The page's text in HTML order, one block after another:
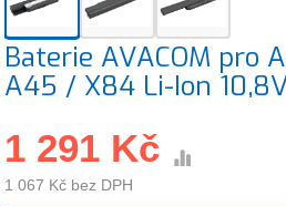
Baterie AVACOM pro
A45 / X84 Li-Ion
1 291 Kč
1 067 Kč bez DPH